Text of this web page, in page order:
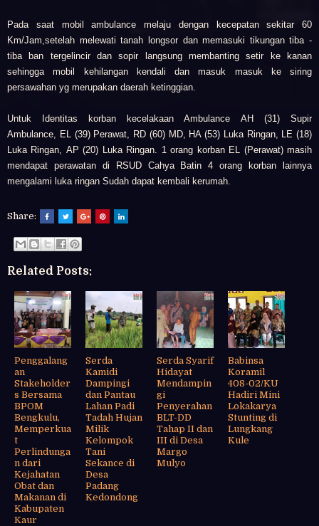
Pada saat mobil ambulance melaju dengan kecepatan sekitar 60
Km/Jam,setelah melewati tanah longsor dan memasuki tikungan tiba -
tiba ban tergelincir dan sopir langsung membanting setir ke kanan
sehingga mobil kehilangan kendali dan masuk masuk ke siring
persawahan yg merupakan daerah ketinggian.
Untuk Identitas korban kecelakaan Ambulance AH (31) Supir
Ambulance, EL (39) Perawat, RD (60) MD, HA (53) Luka Ringan, LE (18)
Luka Ringan, AP (20) Luka Ringan. 1 orang korban EL (Perawat)masih
mendapat perawatan di RSUD Cahya Batin4 orang korban lainnya
mengalami luka ringan Sudah dapat kembali kerumah.
Share:
Related Posts:
Penggalang
an
Stakeholder
s Bersama
BPOM
Bengkulu,
Memperkua
t
Perlindunga
n dari
Kejahatan
Obat dan
Makanan di
Kabupaten
Kaur
Serda
Kamidi
Dampingi
dan Pantau
Lahan Padi
Tadah Hujan
Milik
Kelompok
Tani
Sekance di
Desa
Padang
Kedondong
Serda Syarif
Hidayat
Mendampin
gi
Penyerahan
BLT-DD
Tahap II dan
III di Desa
Margo
Mulyo
Babinsa
Koramil
408-02/KU
Hadiri Mini
Lokakarya
Stunting di
Lungkang
Kule